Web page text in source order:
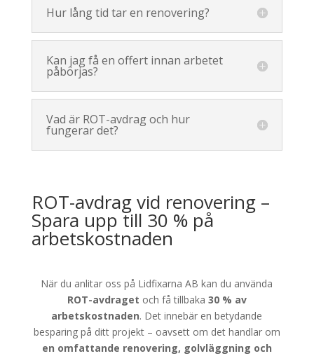
Hur lång tid tar en renovering?
Kan jag få en offert innan arbetet
påbörjas?
Vad är ROT-avdrag och hur
fungerar det?
ROT-avdrag vid renovering –
Spara upp till 30 % på
arbetskostnaden
När du anlitar oss på Lidfixarna AB kan du använda
ROT-avdraget och få tillbaka 30 % av
arbetskostnaden. Det innebär en betydande
besparing på ditt projekt – oavsett om det handlar om
en omfattande renovering, golvläggning och